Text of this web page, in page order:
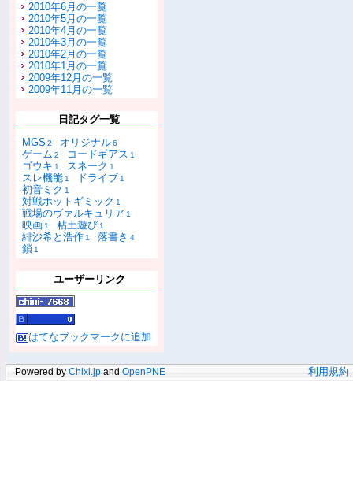
2010年6月の一覧
2010年5月の一覧
2010年4月の一覧
2010年3月の一覧
2010年2月の一覧
2010年1月の一覧
2009年12月の一覧
2009年11月の一覧
日記タグ一覧
MGS 2 オリジナル6
ゲーム 2 コードギアス 1
ゴウキ 1 スネーク 1
スレ機能 1 ドライブ 1
初音ミク 1
対戦ホットギミック 1
戦場のヴァルキュリア 1
映画 1 粘土遊び 1
緋沙希と浩作 1 落書き 4
鎖 1
ユーザーリンク
はてなブックマークに追加
Powered by Chixi.jp and OpenPNE 利用規約